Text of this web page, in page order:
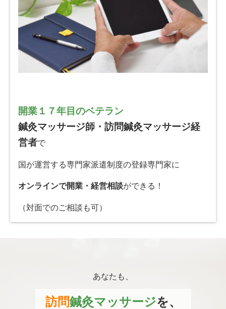
開業１７年目のベテラン
鍼灸マッサージ師・訪問鍼灸マッサージ経
営者で
国が運営する専門家派遣制度の登録専門家に
オンラインで開業・経営相談ができる！
（対面でのご相談も可）
あなたも、
訪問鍼灸マッサージを、